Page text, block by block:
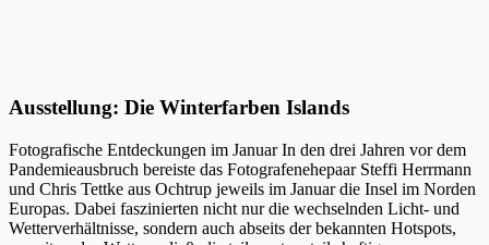
Ausstellung: Die Winterfarben Islands
Fotografische Entdeckungen im Januar In den drei Jahren vor dem
Pandemieausbruch bereiste das Fotografenehepaar Steffi Herrmann
und Chris Tettke aus Ochtrup jeweils im Januar die Insel im Norden
Europas. Dabei faszinierten nicht nur die wechselnden Licht- und
Wetterverhältnisse, sondern auch abseits der bekannten Hotspots,